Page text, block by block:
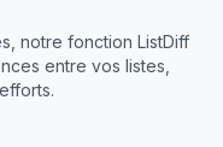
notre fonction ListDiff
entre vos listes,